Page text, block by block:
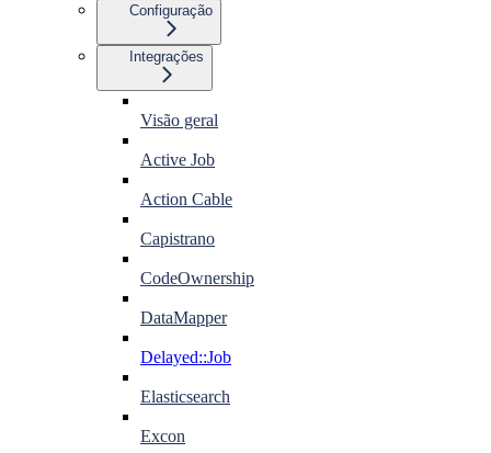
Configuração
Integrações
Visão geral
Active Job
Action Cable
Capistrano
CodeOwnership
DataMapper
Delayed::Job
Elasticsearch
Excon